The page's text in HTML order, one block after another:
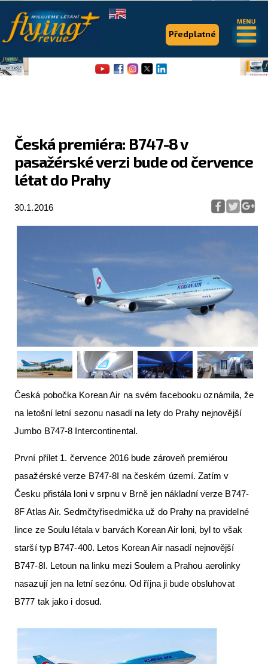
Česká premiéra: B747-8 v
pasažérské verzi bude od července
létat do Prahy
30.1.2016
Česká pobočka Korean Air na svém facebooku oznámila, že
na letošní letní sezonu nasadí na lety do Prahy nejnovější
Jumbo B747-8 Intercontinental.
První přílet 1. července 2016 bude zároveň premiérou
pasažérské verze B747-8I na českém území. Zatím v
Česku přistála loni v srpnu v Brně jen nákladní verze B747-
8F Atlas Air. Sedmčtyřisedmička už do Prahy na pravidelné
lince ze Soulu létala v barvách Korean Air loni, byl to však
starší typ B747-400. Letos Korean Air nasadí nejnovější
B747-8I. Letoun na linku mezi Soulem a Prahou aerolinky
nasazují jen na letní sezónu. Od října ji bude obsluhovat
B777 tak jako i dosud.
Předplatné
.
Flying Revue
Série & speciály
Letecká videa
Aktuální FR + archiv
Letecká muzea
VFR Communication app
The SAFE Guide app
Nabídky práce v letectví